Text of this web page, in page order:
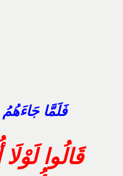
فَلَمَّا جَاءَهُمُ
قَالُوا